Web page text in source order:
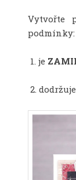
Vytvořte
podmínky:
1. je
2. dodržuje